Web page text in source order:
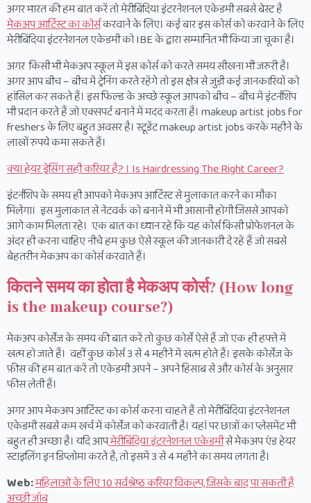
अगर भारत की हम बात करें तो मेरीबिंदिया इंटरनेशनल एकेडमी सबसे बेस्ट है
मेकअप आर्टिस्ट का कोर्सकरवाने के लिए। कई बार इस कोर्स को करवाने के लिए
मेरीबिंदिया इंटरनेशनल एकेडमी को IBE के द्वारा सम्मानित भी किया जा चूका है।
अगर किसी भी मेकअप स्कूल में इस कोर्स को करते समय सीखना भी जरुरी है।
अगर आप बीच – बीच में ट्रेनिंग करते रहेंगे तो इस क्षेत्र से जुड़ी कई जानकारियों को
हांसिल कर सकते हैं। इस फिल्ड के अच्छे स्कूल आपको बीच – बीच में इंटर्नशिप
भी प्रदान करते हैं जो एक्सपर्ट बनाने में मदद करता है। makeup artist jobs for
freshers के लिए बहुत अवसर है। स्टूडेंट makeup artist jobs करके महीने के
लाखों रुपये कमा सकते हैं।
क्या हेयर ड्रेसिंग सही करियर है? । Is Hairdressing The Right Career?
इंटर्नशिप के समय ही आपको मेकअप आर्टिस्ट से मुलाकात करने का मौका
मिलेगा। इस मुलाकात से नेटवर्क को बनाने में भी आसानी होगी जिससे आपको
आगे काम मिलता रहे। एक बात का ध्यान रहे कि यह कोर्स किसी प्रोफेशनल के
अंदर ही करना चाहिए नीचे हम कुछ ऐसे स्कूल की जानकारी दे रहे हैं जो सबसे
बेहतरीन मेकअप का कोर्स करवाते हैं।
कितने समय का होता है मेकअप कोर्स? (How long
is the makeup course?)
मेकअप कोर्सेज के समय की बात करें तो कुछ कोर्से ऐसे हैं जो एक ही हफ्ते में
खत्म हो जाते हैं। वहीं कुछ कोर्स 3 से 4 महीने में खत्म होते हैं। इसके कोर्सेज के
फ़ीस की हम बात करें तो एकेडमी अपने – अपने हिसाब से और कोर्स के अनुसार
फीस लेती हैं।
अगर आप मेकअप आर्टिस्ट का कोर्स करना चाहते हैं तो मेरीबिंदिया इंटरनेशनल
एकेडमी सबसे कम खर्च में कोर्सेज को करवाती है। यहां पर छात्रों का प्लेसमेंट भी
बहुत ही अच्छा है। यदि आपमेरीबिंदिया इंटरनेशनल एकेडमीसे मेकअप एंड हेयर
स्टाइलिंग इन डिप्लोमा करते है, तो इसमें 3 से 4 महीने का समय लगता है।
Web:महिलाओं के लिए 10 सर्वश्रेष्ठ करियर विकल्प, जिसके बाद पा सकती हैं
अच्छी जॉब